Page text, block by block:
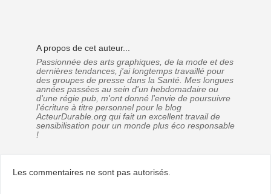
A propos de cet auteur...
Passionnée des arts graphiques, de la mode et des
dernières tendances, j'ai longtemps travaillé pour
des groupes de presse dans la Santé. Mes longues
années passées au sein d'un hebdomadaire ou
d'une régie pub, m'ont donné l'envie de poursuivre
l'écriture à titre personnel pour le blog
ActeurDurable.org qui fait un excellent travail de
sensibilisation pour un monde plus éco responsable
!
Les commentaires ne sont pas autorisés.